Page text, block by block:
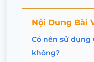
Nội Dung Bài
Có nên sử dụng
không?